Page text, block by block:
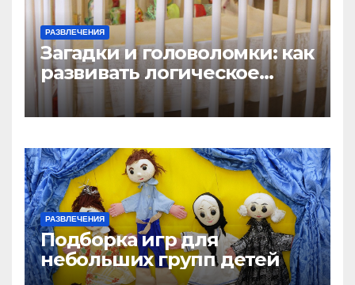
РАЗВЛЕЧЕНИЯ
Загадки и головоломки: как
развивать логическое
мышление у детей
РАЗВЛЕЧЕНИЯ
Подборка игр для
небольших групп детей